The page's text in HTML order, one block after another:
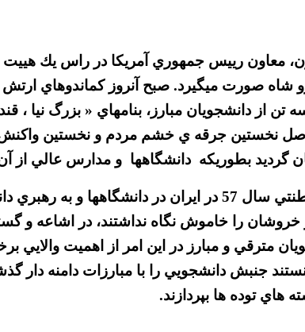
شاه صورت ميگيرد. صبح آنروز كماندوهاي
تن از دانشجويان مبارز، بنامهاي « بزرگ نيا
نخستين جرقه ي خشم مردم و نخستين واكنش
بطوريكه دانشگاهها و مدارس عالي از آن
« شايد بدون اغراق بتوان گفت كه نطفه ي انقلاب ضد سلطنتي
خروشان را خاموش نگاه نداشتند، در اشاعه و
مترقي و مبارز در اين امر از اهميت والايي
جنبش دانشجويي را با مبارزات دامنه دار
هاي توده ها بپردازند.